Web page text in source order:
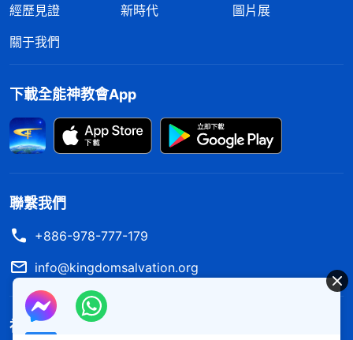
了，還以為你被砸死了，可把我嚇壞了，我想救你又
動不了，只能一個勁兒地呼求神，最後看到神差派人
來救你了，是神在暗中保守着咱哪！」我點點頭，肯
定地説：「嗯，經歷了這場大難，我算看清楚了，全
能神才是獨一真神，只有全能神能拯救咱，也只有神
掌管着咱們的命運啊！什麽菩薩呀、佛祖呀，那些偶
像都是假的，的確都是撒但騙人、迷惑人的把戲，咱
不能再執迷不悟上撒但的當了！從今往後，咱們要好
着，我從櫃橱裏拿出菩薩扔到外邊砸碎了。
後來，姐姐來和我們聚會，我跟她説起了這次發
生的事，我們又在一起交通了兩段神的話：「
了這個世界，創造了這個人類，更締造了古希臘的文
經歷見證
新時代
圖片展
關于我們
下載全能神教會App
聯繫我們
+886-978-777-179
info@kingdomsalvation.org
神的國度降臨了